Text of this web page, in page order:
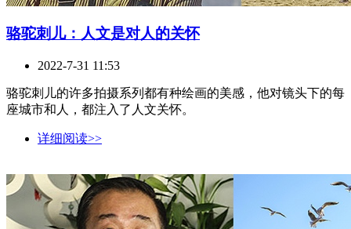
骆驼刺儿：人文是对人的关怀
2022-7-31 11:53
骆驼刺儿的许多拍摄系列都有种绘画的美感，他对镜头下的每
座城市和人，都注入了人文关怀。
详细阅读>>